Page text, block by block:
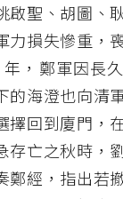
啟聖、胡圖、
力損失慘重，
，鄭軍因長
的海澄也向清
擇回到廈門，
存亡之秋時，
鄭經，指出若